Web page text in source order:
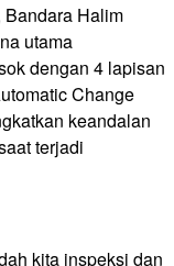
Bandara Halim
utama
dengan 4 lapisan
Change
keandalan
terjadi
kita inspeksi dan